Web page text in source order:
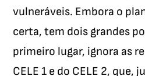
vulneráveis. Embora o
certa, tem dois grandes
primeiro lugar, ignora as
CELE 1 e do CELE 2, que,